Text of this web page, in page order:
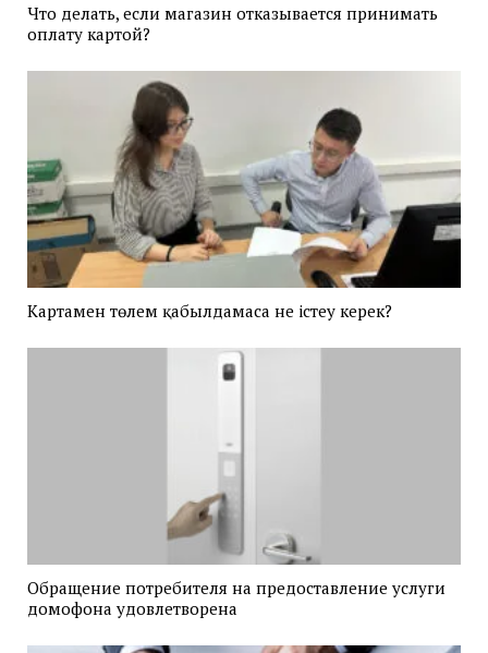
Что делать, если магазин отказывается принимать
оплату картой?
Картамен төлем қабылдамаса не істеу керек?
Обращение потребителя на предоставление услуги
домофона удовлетворена